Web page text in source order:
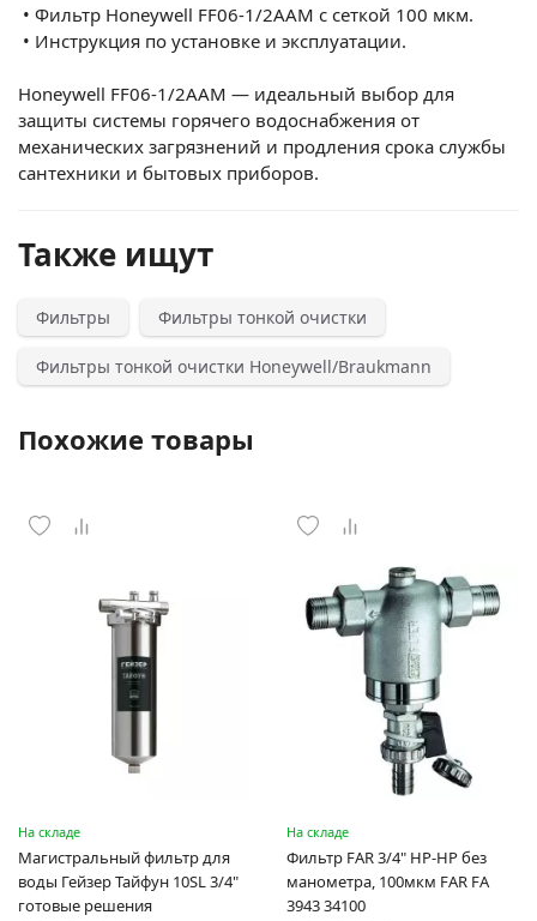
• Фильтр Honeywell FF06-1/2AAM с сеткой 100 мкм.
• Инструкция по установке и эксплуатации.
Honeywell FF06-1/2AAM — идеальный выбор для
защиты системы горячего водоснабжения от
механических загрязнений и продления срока службы
сантехники и бытовых приборов.
Также ищут
Фильтры Фильтры тонкой очистки
Фильтры тонкой очистки Honeywell/Braukmann
Похожие товары
На складе
Магистральный фильтр для
воды Гейзер Тайфун 10SL 3/4"
готовые решения
На складе
Фильтр FAR 3/4" НР-НР без
манометра, 100мкм FAR FA
3943 34100